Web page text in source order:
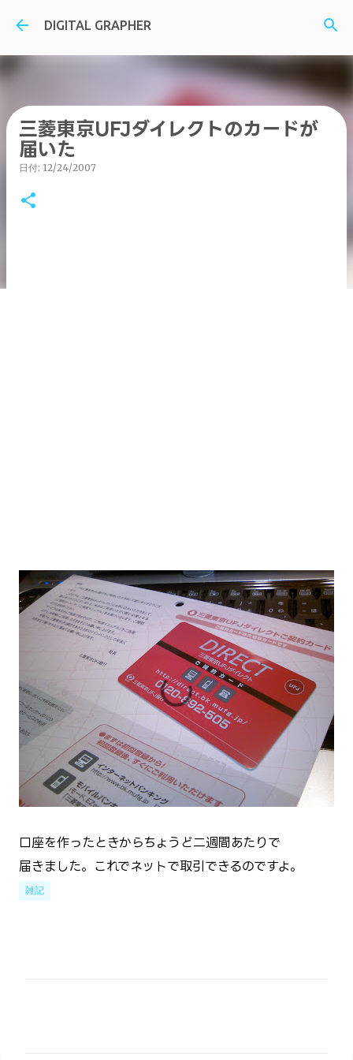
スキップしてメイン コンテンツに移動
DIGITAL GRAPHER
三菱東京UFJダイレクトのカードが
届いた
日付: 12/24/2007
口座を作ったときからちょうど二週間あたりで
届きました。これでネットで取引できるのですよ。
雑記